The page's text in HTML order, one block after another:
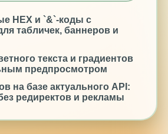
HEX и `&`-коды с
табличек, баннеров и
текста и градиентов
предпросмотром
на базе актуального API:
редиректов и рекламы